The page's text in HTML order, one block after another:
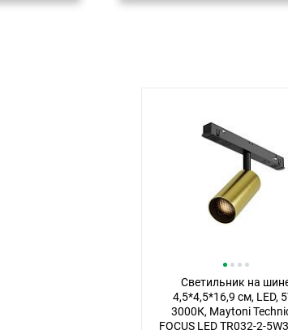
Светильник на
4,5*4,5*16,9 см, LED,
3000К, Maytoni
FOCUS LED TR032-2-